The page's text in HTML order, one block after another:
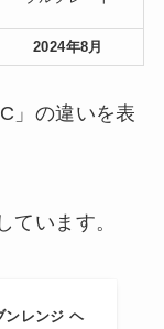
2024年8月
」の違いを表
ています。
ンレンジ ヘ